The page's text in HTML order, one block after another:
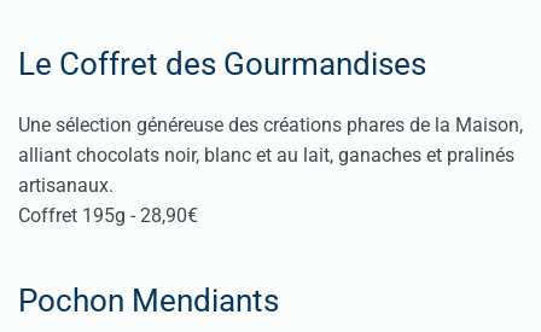
Le Coffret des Gourmandises
Une sélection généreuse des créations phares de la Maison,
alliant chocolats noir, blanc et au lait, ganaches et pralinés
artisanaux.
Coffret 195g - 28,90€
Pochon Mendiants